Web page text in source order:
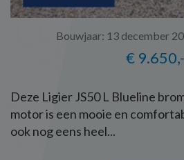
Bouwjaar: 13 december
€ 9.650,-
Deze Ligier JS50 L Blueline
motor is een mooie en
ook nog eens heel...